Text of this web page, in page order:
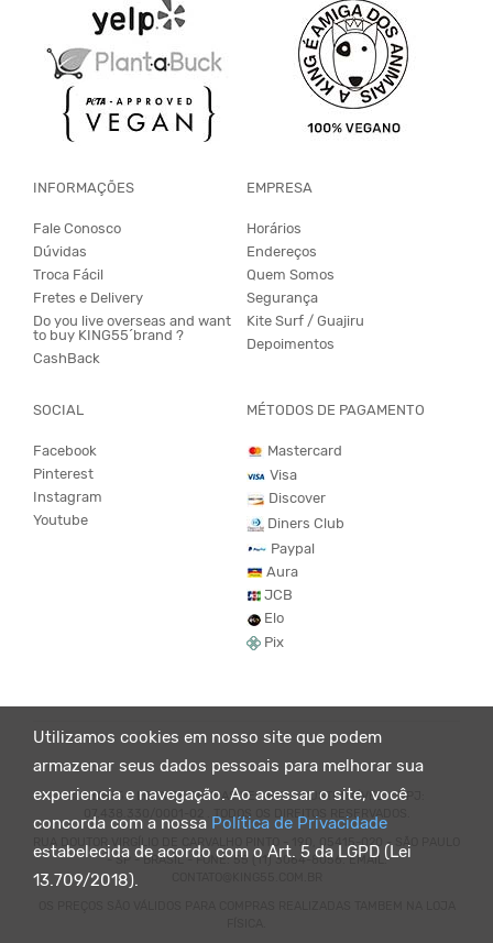
Utilizamos cookies em nosso site que podem
armazenar seus dados pessoais para melhorar sua
experiencia e navegação. Ao acessar o site, você
concorda com a nossa Política de Privacidade
estabelecida de acordo com o Art. 5 da LGPD (Lei
13.709/2018).
INFORMAÇÕES
Fale Conosco
Dúvidas
Troca Fácil
Fretes e Delivery
Do you live overseas and want
to buy KING55´brand ?
CashBack
EMPRESA
Horários
Endereços
Quem Somos
Segurança
Kite Surf / Guajiru
Depoimentos
SOCIAL
Facebook
Pinterest
Instagram
Youtube
MÉTODOS DE PAGAMENTO
Mastercard
Visa
Discover
Diners Club
Paypal
Aura
JCB
Elo
Pix
© KING55 - LOJA DE ROUPAS VEGANO E SUSTENTÁVEL. CNPJ:
07.438.330/0001-02 . TODOS OS DIREITOS RESERVADOS.
RUA DOUTOR VIRGÍLIO DE CARVALHO PINTO - 190, 05415-020 - SÃO PAULO
- SP - BRASIL - FONE: 55 (11) 3064-8056. EMAIL: